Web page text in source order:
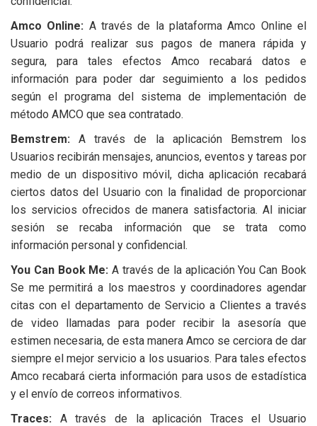
Amco Online: A través de la plataforma Amco Online el
Usuario podrá realizar sus pagos de manera rápida y
segura, para tales efectos Amco recabará datos e
información para poder dar seguimiento a los pedidos
según el programa del sistema de implementación de
método AMCO que sea contratado.
Bemstrem: A través de la aplicación Bemstrem los
Usuarios recibirán mensajes, anuncios, eventos y tareas por
medio de un dispositivo móvil, dicha aplicación recabará
ciertos datos del Usuario con la finalidad de proporcionar
los servicios ofrecidos de manera satisfactoria. Al iniciar
sesión se recaba información que se trata como
información personal y confidencial.
You Can Book Me: A través de la aplicación You Can Book
Se me permitirá a los maestros y coordinadores agendar
citas con el departamento de Servicio a Clientes a través
de video llamadas para poder recibir la asesoría que
estimen necesaria, de esta manera Amco se cerciora de dar
siempre el mejor servicio a los usuarios. Para tales efectos
Amco recabará cierta información para usos de estadística
y el envío de correos informativos.
Traces: A través de la aplicación Traces el Usuario